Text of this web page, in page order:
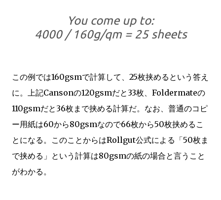
You come up to:
4000 / 160g/qm = 25 sheets
この例では160gsmで計算して、25枚挟めるという答え
に。上記Cansonの120gsmだと33枚、Foldermateの
110gsmだと36枚まで挟める計算だ。なお、普通のコピ
ー用紙は60から80gsmなので66枚から50枚挟めるこ
とになる。このことからはRollgut公式による「50枚ま
で挟める」という計算は80gsmの紙の場合と言うこと
がわかる。